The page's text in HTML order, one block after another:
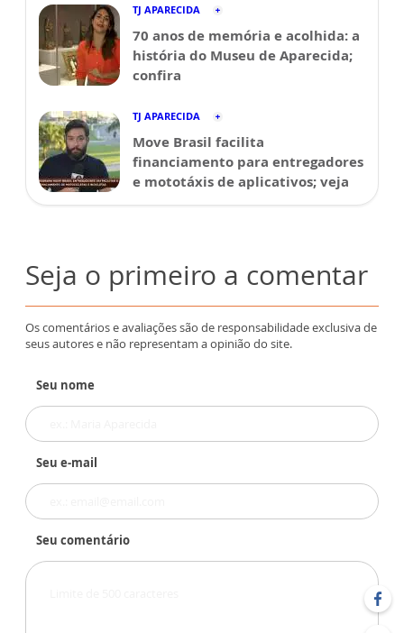
TJ APARECIDA
70 anos de memória e acolhida: a
história do Museu de Aparecida;
confira
TJ APARECIDA
Move Brasil facilita
financiamento para entregadores
e mototáxis de aplicativos; veja
Seja o primeiro a comentar
Os comentários e avaliações são de responsabilidade exclusiva de
seus autores e não representam a opinião do site.
Seu nome
Seu e-mail
Seu comentário